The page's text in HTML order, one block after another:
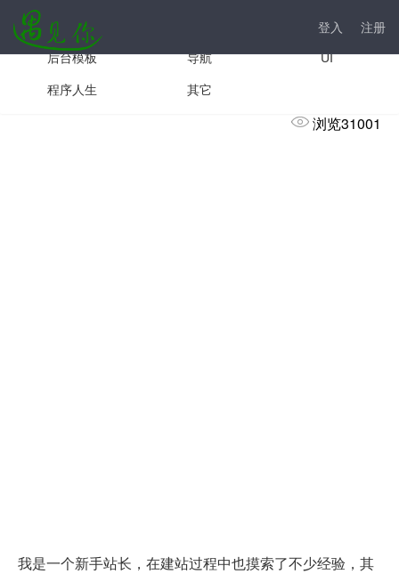
登入 注册
手机模板
前台模板
后台模板
导航
UI
程序人生
其它
阿里云新用户建站，如何享受九大优惠
浏览31001
我是一个新手站长，在建站过程中也摸索了不少经验，其